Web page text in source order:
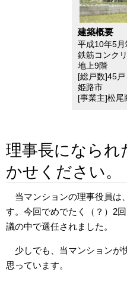
建築概要
平成10年5月
鉄筋コンク
地上9階
[総戸数]45戸
姫路市
[事業主]松尾
理事長になられ
かせください。
当マンションの理事役員は
す。今回でめでたく（？）2
議の中で選任されました。
少しでも、当マンションが
思っています。